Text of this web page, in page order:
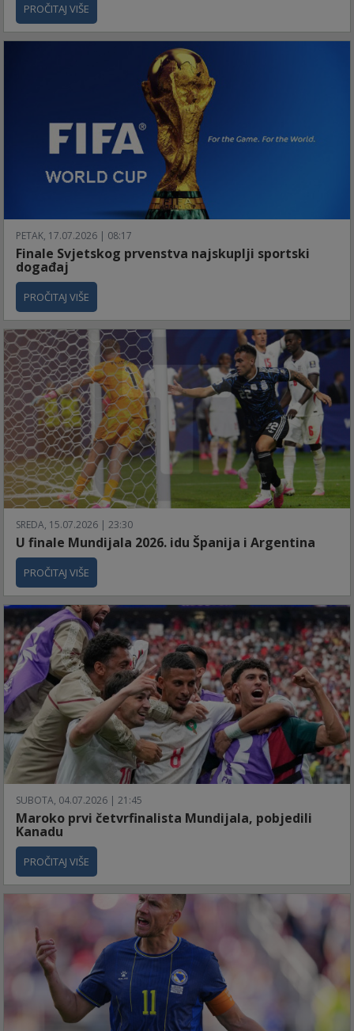
PROČITAJ VIŠE
PETAK, 17.07.2026 | 08:17
Finale Svjetskog prvenstva najskuplji sportski
događaj
PROČITAJ VIŠE
SREDA, 15.07.2026 | 23:30
U finale Mundijala 2026. idu Španija i Argentina
PROČITAJ VIŠE
SUBOTA, 04.07.2026 | 21:45
Maroko prvi četvrfinalista Mundijala, pobjedili
Kanadu
PROČITAJ VIŠE